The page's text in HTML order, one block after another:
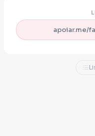
apoiar.me/